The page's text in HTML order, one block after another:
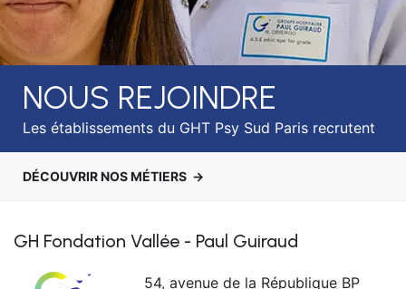
NOUS REJOINDRE
Les établissements du GHT Psy Sud Paris recrutent
DÉCOUVRIR NOS MÉTIERS
GH Fondation Vallée - Paul Guiraud
54, avenue de la République BP